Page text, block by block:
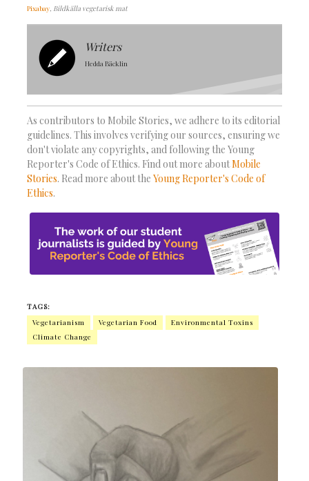
Pixabay , Bildkälla vegetarisk mat
Writers
Hedda Bäcklin
As contributors to Mobile Stories, we adhere to its editorial
guidelines. This involves verifying our sources, ensuring we
don't violate any copyrights, and following the Young
Reporter's Code of Ethics. Find out more aboutMobile
Stories. Read more about the Young Reporter's Code of
Ethics.
TAGS:
Vegetarianism
Vegetarian Food
Environmental Toxins
Climate Change